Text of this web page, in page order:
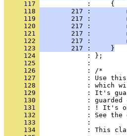
     117
     118
217 :
     119
217 :
     120
217 :
     121
217 :
     122
217 :
     123
        217 :     }
     124
     125
     126
     127
     128
     129
     130
     131
     132
     133
     134